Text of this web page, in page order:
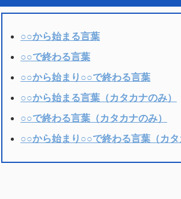
○○から始まる言葉
○○で終わる言葉
○○から始まり○○で終わる言葉
○○から始まる言葉（カタカナのみ）
○○で終わる言葉（カタカナのみ）
○○から始まり○○で終わる言葉（カタ